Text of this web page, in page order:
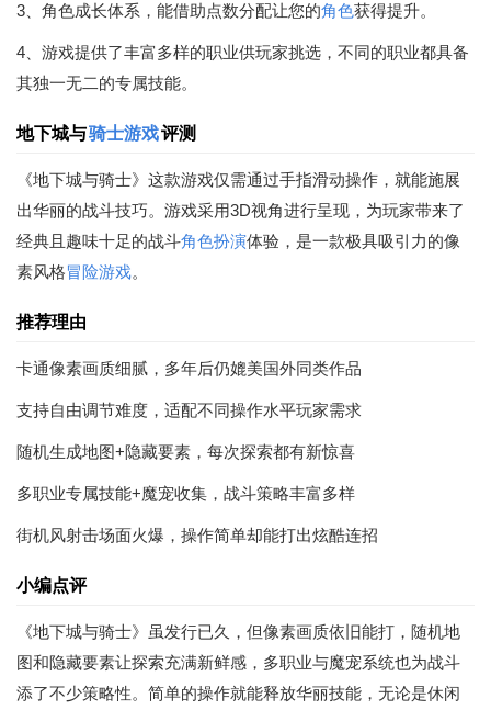
3、角色成长体系，能借助点数分配让您的角色获得提升。
4、游戏提供了丰富多样的职业供玩家挑选，不同的职业都具备
其独一无二的专属技能。
地下城与骑士游戏评测
《地下城与骑士》这款游戏仅需通过手指滑动操作，就能施展
出华丽的战斗技巧。游戏采用3D视角进行呈现，为玩家带来了
经典且趣味十足的战斗角色扮演体验，是一款极具吸引力的像
素风格冒险游戏。
推荐理由
卡通像素画质细腻，多年后仍媲美国外同类作品
支持自由调节难度，适配不同操作水平玩家需求
随机生成地图+隐藏要素，每次探索都有新惊喜
多职业专属技能+魔宠收集，战斗策略丰富多样
街机风射击场面火爆，操作简单却能打出炫酷连招
小编点评
《地下城与骑士》虽发行已久，但像素画质依旧能打，随机地
图和隐藏要素让探索充满新鲜感，多职业与魔宠系统也为战斗
添了不少策略性。简单的操作就能释放华丽技能，无论是休闲